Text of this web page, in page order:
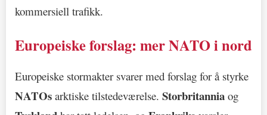
kommersiell trafikk.
Europeiske forslag: mer NATO i nord
Europeiske stormakter svarer med forslag for å styrke
NATOs arktiske tilstedeværelse. Storbritannia og